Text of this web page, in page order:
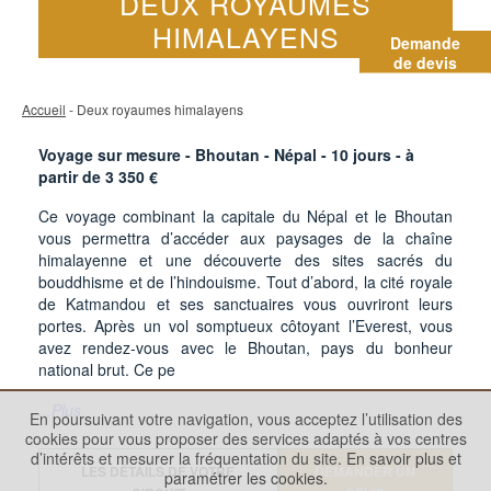
Demande
de devis
HIMALAYENS
Accueil - Deux royaumes himalayens
Voyage sur mesure - Bhoutan - Népal - 10 jours - à
partir de 3 350 €
Ce voyage combinant la capitale du Népal et le Bhoutan
vous permettra d’accéder aux paysages de la chaîne
himalayenne et une découverte des sites sacrés du
bouddhisme et de l’hindouisme. Tout d’abord, la cité royale
de Katmandou et ses sanctuaires vous ouvriront leurs
portes. Après un vol somptueux côtoyant l’Everest, vous
avez rendez-vous avec le Bhoutan, pays du bonheur
national brut. Ce pe
...Plus
LES DÉTAILS DE VOTRE
DEMANDER UN
En poursuivant votre navigation, vous acceptez l’utilisation des
cookies pour vous proposer des services adaptés à vos centres
d’intérêts et mesurer la fréquentation du site. En savoir plus et
paramétrer les cookies.